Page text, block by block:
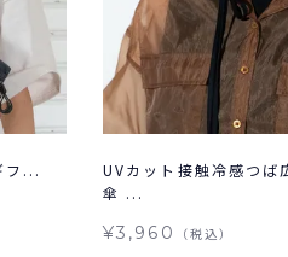
フ...
UVカット接触冷感つば
傘 ...
¥3,960 （税込）